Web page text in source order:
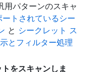
用パターンのスキャ
ートされているシー
と シークレット ス
とフィルター処理
をスキャンしま